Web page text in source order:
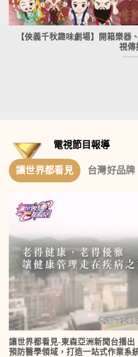
【俠義千秋趣味劇場】開箱樂器
視傳
電視節目報導
讓世界都看見 台灣好品牌
讓世界都看見-東森亞洲新聞台播
預防醫學領域，打造一站式作業系